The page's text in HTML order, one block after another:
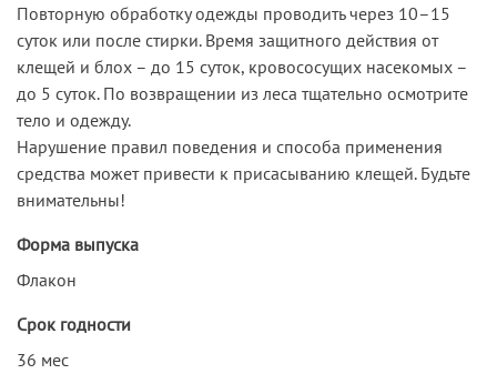
Повторную обработку одежды проводить через 10–15
суток или после стирки. Время защитного действия от
клещей и блох – до 15 суток, кровососущих насекомых –
до 5 суток. По возвращении из леса тщательно осмотрите
тело и одежду.
Нарушение правил поведения и способа применения
средства может привести к присасыванию клещей. Будьте
внимательны!
Форма выпуска
Флакон
Срок годности
36 мес